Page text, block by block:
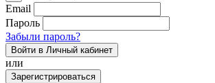
Email
Пароль
Забыли пароль?
Войти в Личный кабинет
или
Зарегистрироваться